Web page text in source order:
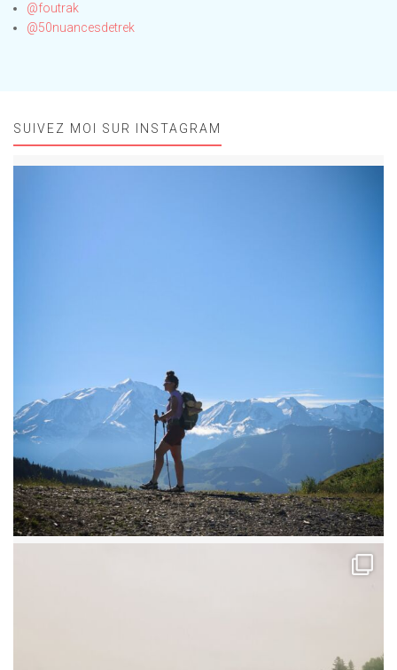
@foutrak
@50nuancesdetrek
SUIVEZ MOI SUR INSTAGRAM